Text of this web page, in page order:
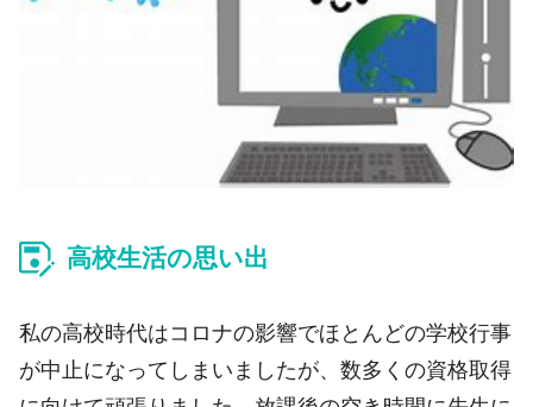
高校生活の思い出
私の高校時代はコロナの影響でほとんどの学校行事
が中止になってしまいましたが、数多くの資格取得